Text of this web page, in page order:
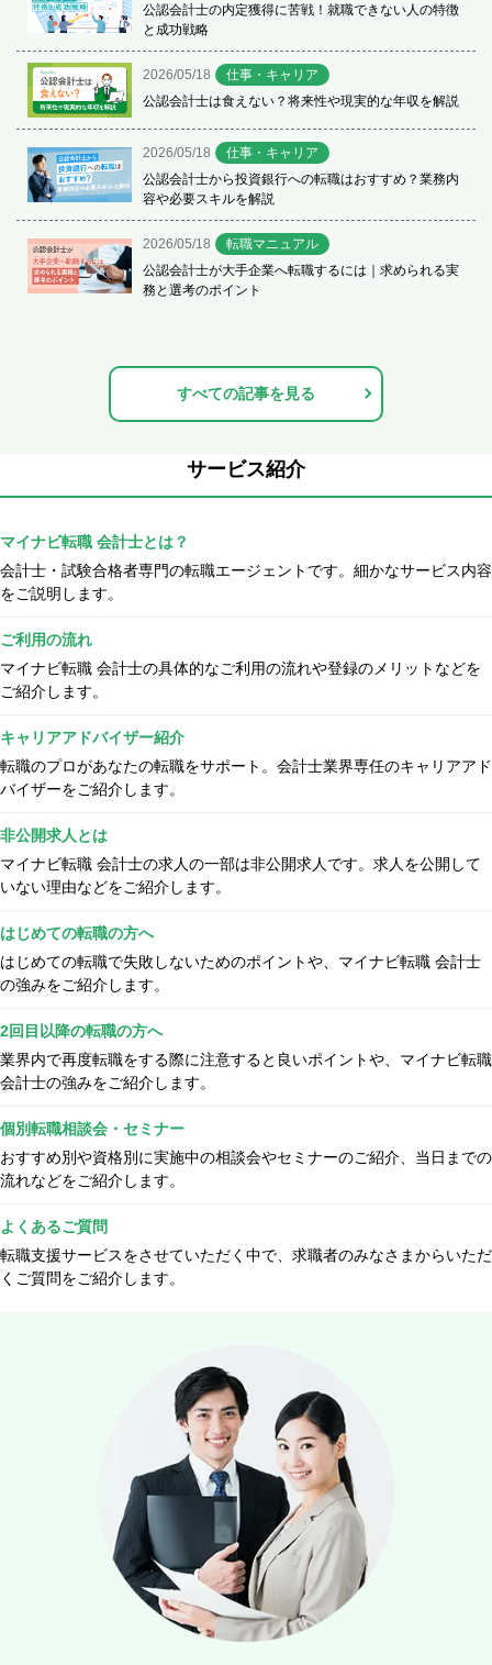
公認会計士の内定獲得に苦戦！就職できない人の特徴
と成功戦略
2026/05/18
仕事・キャリア
公認会計士は食えない？将来性や現実的な年収を解説
2026/05/18
仕事・キャリア
公認会計士から投資銀行への転職はおすすめ？業務内
容や必要スキルを解説
2026/05/18
転職マニュアル
公認会計士が大手企業へ転職するには｜求められる実
務と選考のポイント
すべての記事を見る
サービス紹介
マイナビ転職 会計士とは？
会計士・試験合格者専門の転職エージェントです。細かなサービス内容
をご説明します。
ご利用の流れ
マイナビ転職 会計士の具体的なご利用の流れや登録のメリットなどを
ご紹介します。
キャリアアドバイザー紹介
転職のプロがあなたの転職をサポート。会計士業界専任のキャリアアド
バイザーをご紹介します。
非公開求人とは
マイナビ転職 会計士の求人の一部は非公開求人です。求人を公開して
いない理由などをご紹介します。
はじめての転職の方へ
はじめての転職で失敗しないためのポイントや、マイナビ転職 会計士
の強みをご紹介します。
2回目以降の転職の方へ
業界内で再度転職をする際に注意すると良いポイントや、マイナビ転職
会計士の強みをご紹介します。
個別転職相談会・セミナー
おすすめ別や資格別に実施中の相談会やセミナーのご紹介、当日までの
流れなどをご紹介します。
よくあるご質問
転職支援サービスをさせていただく中で、求職者のみなさまからいただ
くご質問をご紹介します。